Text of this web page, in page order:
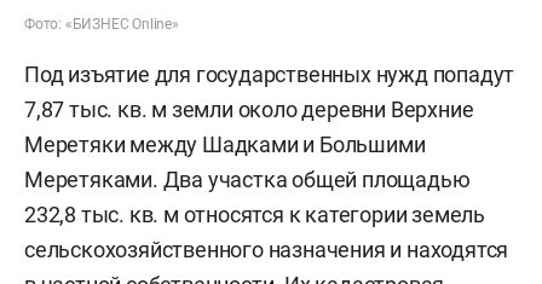
Фото: «БИЗНЕС Online»
Под изъятие для государственных нужд попадут
7,87 тыс. кв. м земли около деревни Верхние
Меретяки между Шадками и Большими
Меретяками. Два участка общей площадью
232,8 тыс. кв. м относятся к категории земель
сельскохозяйственного назначения и находятся